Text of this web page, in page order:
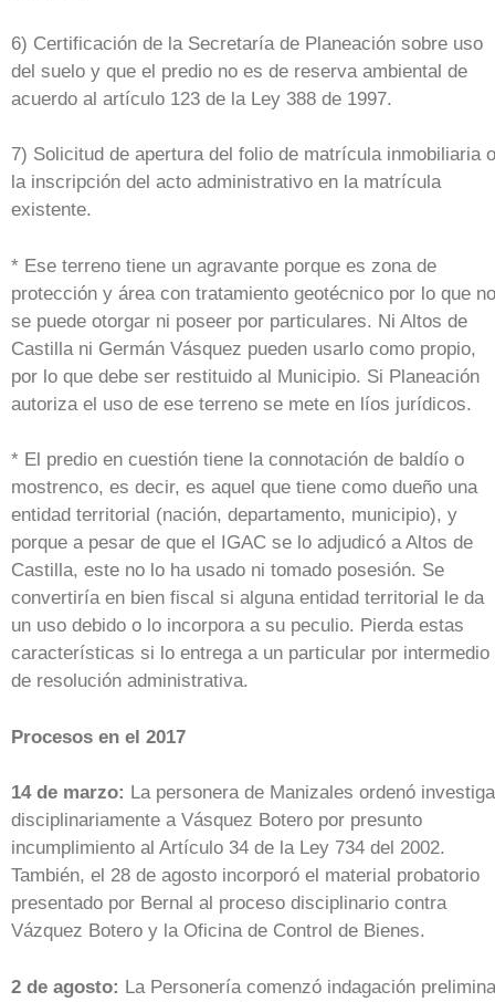
6) Certificación de la Secretaría de Planeación sobre uso
del suelo y que el predio no es de reserva ambiental de
acuerdo al artículo 123 de la Ley 388 de 1997.
7) Solicitud de apertura del folio de matrícula inmobiliaria o
la inscripción del acto administrativo en la matrícula
existente.
* Ese terreno tiene un agravante porque es zona de
protección y área con tratamiento geotécnico por lo que no
se puede otorgar ni poseer por particulares. Ni Altos de
Castilla ni Germán Vásquez pueden usarlo como propio,
por lo que debe ser restituido al Municipio. Si Planeación
autoriza el uso de ese terreno se mete en líos jurídicos.
* El predio en cuestión tiene la connotación de baldío o
mostrenco, es decir, es aquel que tiene como dueño una
entidad territorial (nación, departamento, municipio), y
porque a pesar de que el IGAC se lo adjudicó a Altos de
Castilla, este no lo ha usado ni tomado posesión. Se
convertiría en bien fiscal si alguna entidad territorial le da
un uso debido o lo incorpora a su peculio. Pierda estas
características si lo entrega a un particular por intermedio
de resolución administrativa.
Procesos en el 2017
14 de marzo: La personera de Manizales ordenó
disciplinariamente a Vásquez Botero por presunto
incumplimiento al Artículo 34 de la Ley 734 del 2002.
También, el 28 de agosto incorporó el material probatorio
presentado por Bernal al proceso disciplinario contra
Vázquez Botero y la Oficina de Control de Bienes.
2 de agosto: La Personería comenzó indagación